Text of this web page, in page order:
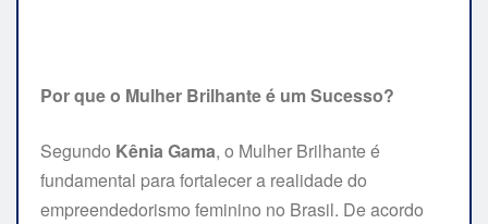
Por que o Mulher Brilhante é um Sucesso?
Segundo Kênia Gama, o Mulher Brilhante é
fundamental para fortalecer a realidade do
empreendedorismo feminino no Brasil. De acordo